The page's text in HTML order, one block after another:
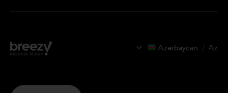
Azərbaycan / Az